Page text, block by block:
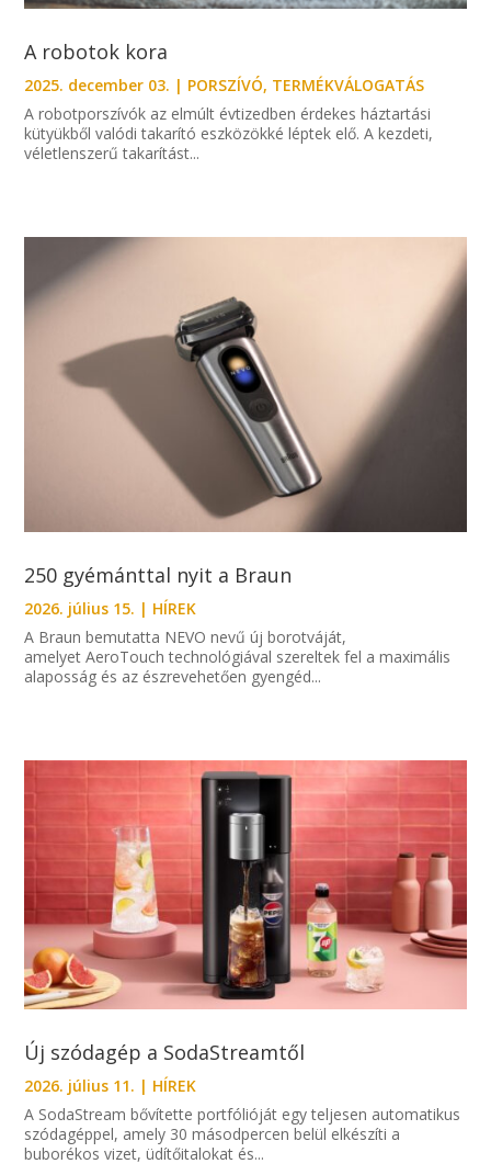
A robotok kora
2025. december 03. | PORSZÍVÓ, TERMÉKVÁLOGATÁS
A robotporszívók az elmúlt évtizedben érdekes háztartási
kütyükből valódi takarító eszközökké léptek elő. A kezdeti,
véletlenszerű takarítást...
250 gyémánttal nyit a Braun
2026. július 15. | HÍREK
A Braun bemutatta NEVO nevű új borotváját,
amelyet AeroTouch technológiával szereltek fel a maximális
alaposság és az észrevehetően gyengéd...
Új szódagép a SodaStreamtől
2026. július 11. | HÍREK
A SodaStream bővítette portfólióját egy teljesen automatikus
szódagéppel, amely 30 másodpercen belül elkészíti a
buborékos vizet, üdítőitalokat és...